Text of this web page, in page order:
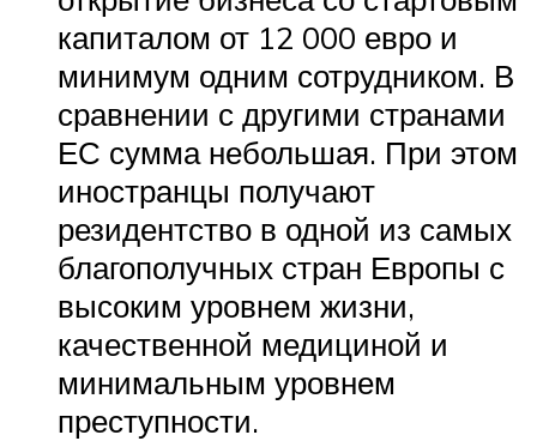
капиталом от 12 000 евро и
минимум одним сотрудником. В
сравнении с другими странами
ЕС сумма небольшая. При этом
иностранцы получают
резидентство в одной из самых
благополучных стран Европы с
высоким уровнем жизни,
качественной медициной и
минимальным уровнем
преступности.